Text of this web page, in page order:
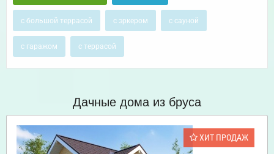
с большой террасой с эркером с сауной
с гаражом с террасой
Дачные дома из бруса
ХИТ ПРОДАЖ